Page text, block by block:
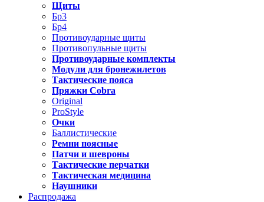
Щиты
Бр3
Бр4
Противоударные щиты
Противопульные щиты
Противоударные комплекты
Модули для бронежилетов
Тактические пояса
Пряжки Cobra
Original
ProStyle
Очки
Баллистические
Ремни поясные
Патчи и шевроны
Тактические перчатки
Тактическая медицина
Наушники
Распродажа